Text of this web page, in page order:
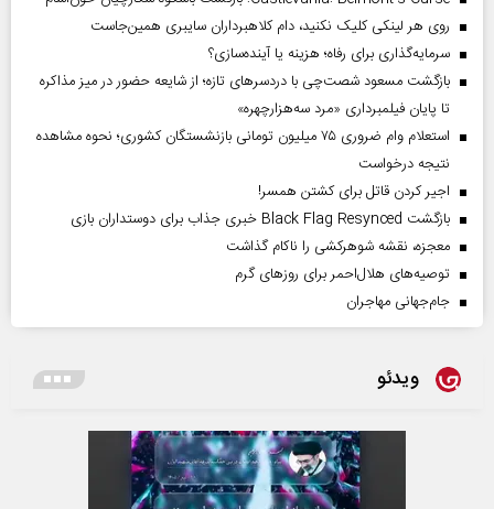
روی هر لینکی کلیک نکنید، دام کلاهبرداران سایبری همین‌جاست
سرمایه‌گذاری برای رفاه؛ هزینه یا آینده‌سازی؟
بازگشت مسعود شصت‌چی با دردسر‌های تازه؛ از شایعه حضور در میز مذاکره
تا پایان فیلمبرداری «مرد سه‌هزارچهره»
استعلام وام ضروری ۷۵ میلیون تومانی بازنشستگان کشوری؛ نحوه مشاهده
نتیجه درخواست
اجیر کردن قاتل برای کشتن همسر!
بازگشت Black Flag Resynced خبری جذاب برای دوستداران بازی
معجزه، نقشه شوهرکشی را ناکام گذاشت
توصیه‌های هلال‌احمر برای روز‌های گرم
جام‌جهانی مهاجران
ویدئو